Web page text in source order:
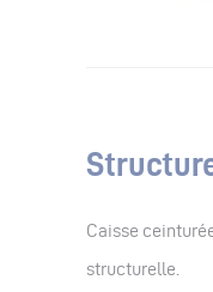
Caisse
structurelle.